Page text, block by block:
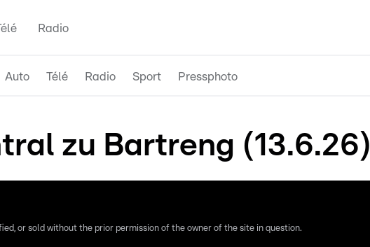
Radio
Auto Télé Radio Sport Pressphoto
zu Bartreng (13.6.26)
or sold without the prior permission of the owner of the site in question.